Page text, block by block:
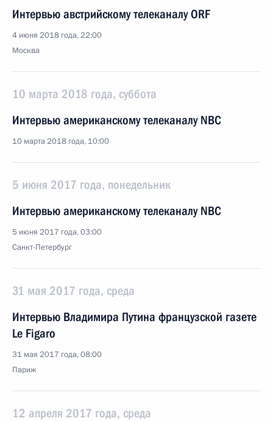
Интервью австрийскому телеканалу ORF
4 июня 2018 года, 22:00
Москва
10 марта 2018 года, суббота
Интервью американскому телеканалу NBC
10 марта 2018 года, 10:00
5 июня 2017 года, понедельник
Интервью американскому телеканалу NBC
5 июня 2017 года, 03:00
Санкт-Петербург
31 мая 2017 года, среда
Интервью Владимира Путина французской газете
Le Figaro
31 мая 2017 года, 08:00
Париж
12 апреля 2017 года, среда